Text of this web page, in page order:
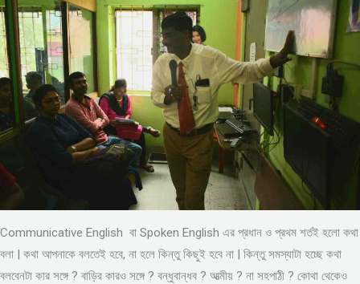
Communicative English বা Spoken English এর প্রধান ও প্রথম শর্তই হলো কথা
বলা | কথা আপনাকে বলতেই হবে, না হলে কিন্তু কিছুই হবে না | কিন্তু সমস্যাটা হচ্ছে কথা
বলবেনটা কার সঙ্গে ? বাড়ির কারও সঙ্গে ? বন্ধুবান্ধব ? আত্মীয় ? না সহপাঠী ? কোথা থেকেও